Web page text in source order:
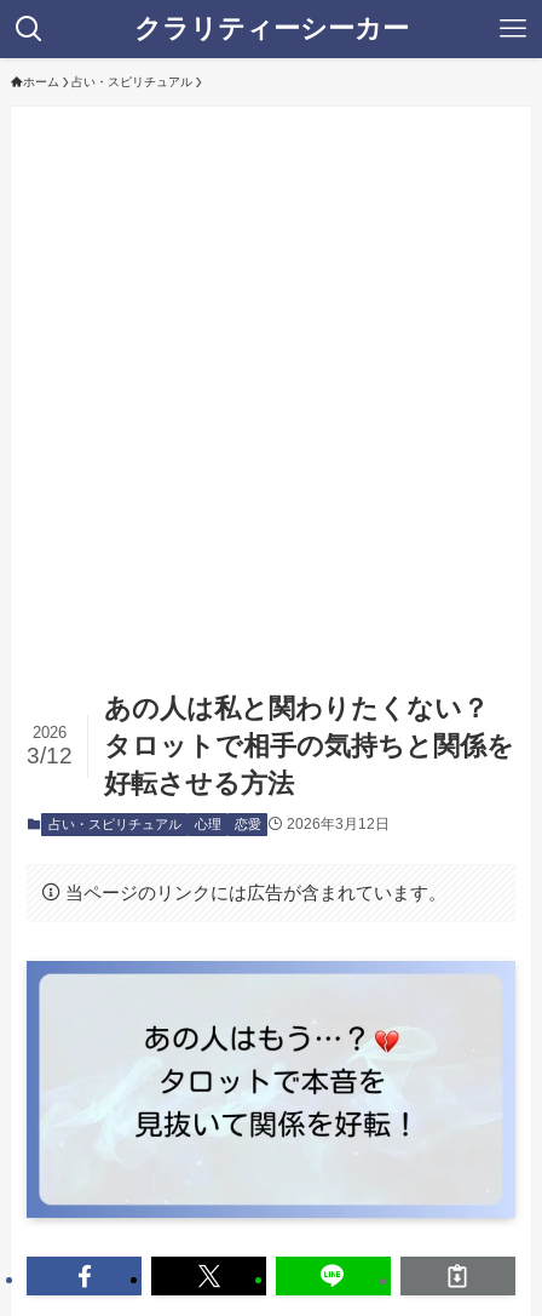
クラリティーシーカー
ホーム 占い・スピリチュアル
あの人は私と関わりたくない？
タロットで相手の気持ちと関係を
好転させる方法
2026
3/12
占い・スピリチュアル 心理 恋愛 2026年3月12日
当ページのリンクには広告が含まれています。